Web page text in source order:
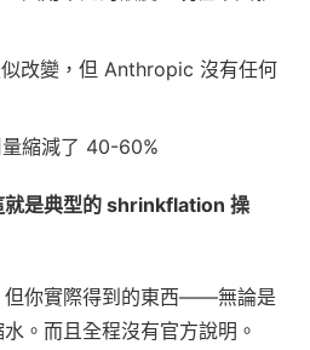
改變，但 Anthropic 沒有任何
縮減了 40-60%
就是典型的 shrinkflation 操
但你實際得到的東西——無論是
。而且全程沒有官方說明。